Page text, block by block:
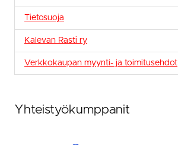
Tietosuoja
Kalevan Rasti ry
Verkkokaupan myynti- ja toimitusehdot
Yhteistyökumppanit